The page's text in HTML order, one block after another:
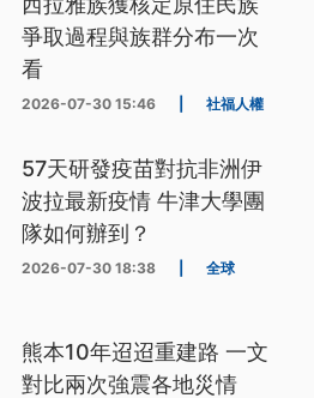
爭取過程與族群分布一次
看
2026-07-30 15:46 社福人權
57天研發疫苗對抗非洲伊
波拉最新疫情 牛津大學團
隊如何辦到？
2026-07-30 18:38 全球
熊本10年迢迢重建路 一文
對比兩次強震各地災情